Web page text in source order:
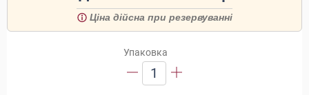
Ціна дійсна при резервуванні
Упаковка
1